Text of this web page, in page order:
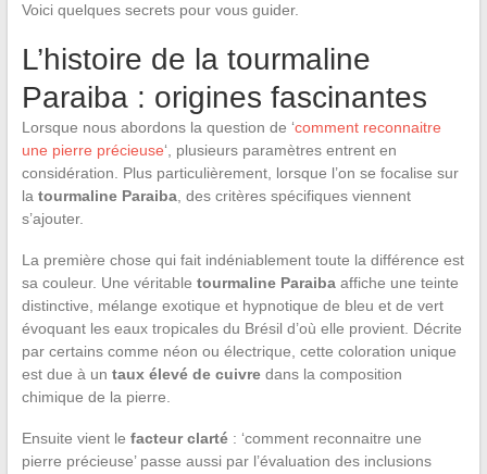
Voici quelques secrets pour vous guider.
L’histoire de la tourmaline
Paraiba : origines fascinantes
Lorsque nous abordons la question de ‘comment reconnaitre
une pierre précieuse‘, plusieurs paramètres entrent en
considération. Plus particulièrement, lorsque l’on se focalise sur
la tourmaline Paraiba, des critères spécifiques viennent
s’ajouter.
La première chose qui fait indéniablement toute la différence est
sa couleur. Une véritable tourmaline Paraibaaffiche une teinte
distinctive, mélange exotique et hypnotique de bleu et de vert
évoquant les eaux tropicales du Brésil d’où elle provient. Décrite
par certains comme néon ou électrique, cette coloration unique
est due à un taux élevé de cuivredans la composition
chimique de la pierre.
Ensuite vient le facteur clarté: ‘comment reconnaitre une
pierre précieuse’ passe aussi par l’évaluation des inclusions